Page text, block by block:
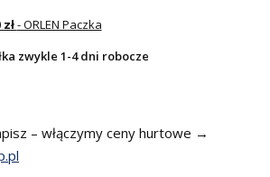
- ORLEN Paczka
zwykle 1-4 dni robocze
– włączymy ceny hurtowe →